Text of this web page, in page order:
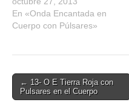
En «Onda Encantada en
Cuerpo con Púlsares»
Post
navigation
← 13- O E Tierra Roja con
Pulsares en el Cuerpo